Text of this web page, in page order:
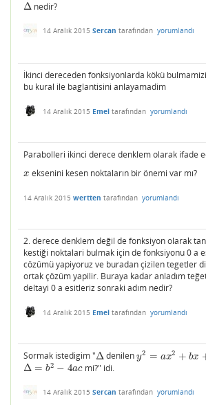
Δ
Δ nedir?
14 Aralık 2015 Sercan tarafından yorumlandı
İkinci dereceden fonksiyonlarda kökü
bu kural ile baglantisini anlayamadim
14 Aralık 2015 Emel tarafından yorumlandı
Parabolleri ikinci derece denklem olarak ifade
x
x eksenini kesen noktaların bir önemi var mı?
14 Aralık 2015 wertten tarafından yorumlandı
2. derece denklem değil de fonksiyon olarak
kestiği noktalari bulmak için de fonksiyonu 0 a
cözümü yapiyoruz ve buradan çizilen tegetler
ortak çözüm yapilir. Buraya kadar anladım
deltayi 0 a esitleriz sonraki adım nedir?
14 Aralık 2015 Emel tarafından yorumlandı
Sormak istedigim "Δ
Δ denileny2 = ax2 + bx
y2 =ax 2+bx +c
Δ = b2 − 4ac
Δ= b2 −4a c mi?" idi.
14 Aralık 2015 Sercan tarafından yorumlandı